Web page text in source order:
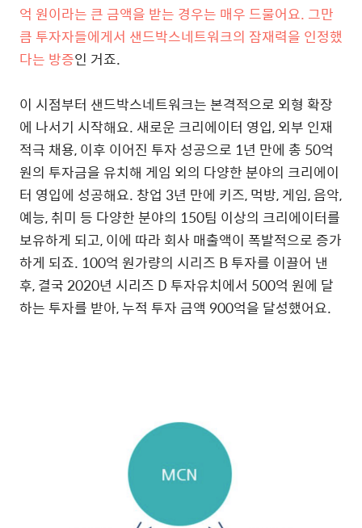
억 원이라는 큰 금액을 받는 경우는 매우 드물어요. 그만
큼 투자자들에게서 샌드박스네트워크의 잠재력을 인정했
다는 방증인 거죠.
이 시점부터 샌드박스네트워크는 본격적으로 외형 확장
에 나서기 시작해요. 새로운 크리에이터 영입, 외부 인재
적극 채용, 이후 이어진 투자 성공으로 1년 만에 총 50억
원의 투자금을 유치해 게임 외의 다양한 분야의 크리에이
터 영입에 성공해요. 창업 3년 만에 키즈, 먹방, 게임, 음악,
예능, 취미 등 다양한 분야의 150팀 이상의 크리에이터를
보유하게 되고, 이에 따라 회사 매출액이 폭발적으로 증가
하게 되죠. 100억 원가량의 시리즈 B 투자를 이끌어 낸
후, 결국 2020년 시리즈 D 투자유치에서 500억 원에 달
하는 투자를 받아, 누적 투자 금액 900억을 달성했어요.